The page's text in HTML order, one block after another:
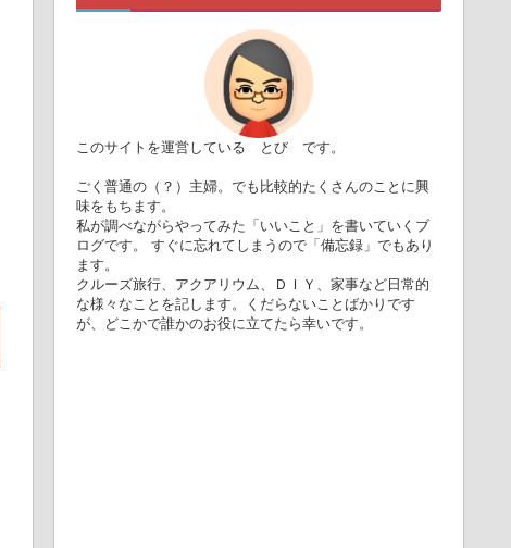
このサイトを運営している とび です。
ごく普通の（？）主婦。でも比較的たくさんのことに興
味をもちます。
私が調べながらやってみた「いいこと」を書いていくブ
ログです。 すぐに忘れてしまうので「備忘録」でもあり
ます。
クルーズ旅行、アクアリウム、ＤＩＹ、家事など日常的
な様々なことを記します。くだらないことばかりです
が、どこかで誰かのお役に立てたら幸いです。